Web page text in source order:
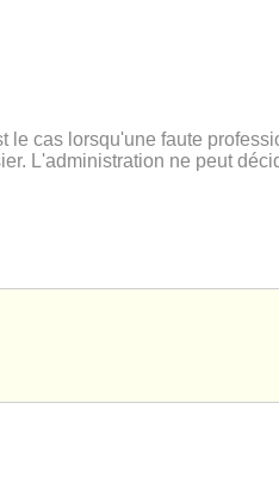
cas lorsqu'une faute
L'administration ne peut